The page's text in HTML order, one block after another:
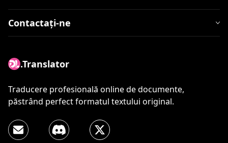
Contactați-ne
.Translator
Traducere profesională online de documente,
păstrând perfect formatul textului original.